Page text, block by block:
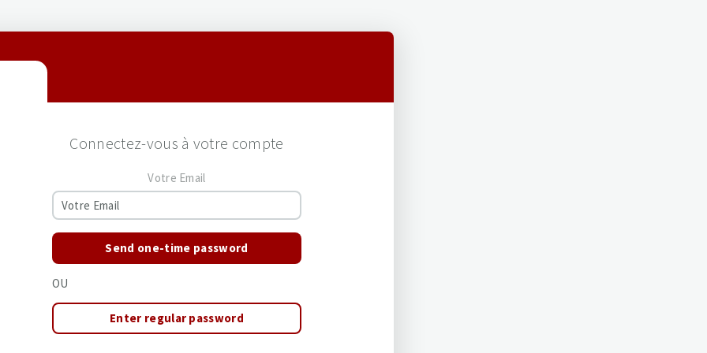
Connectez-vous à votre compte
Votre Email
Send one-time password
OU
Enter regular password